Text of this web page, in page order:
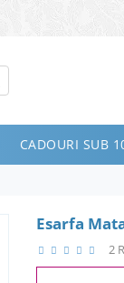
CADOURI SUB
Esarfa
2